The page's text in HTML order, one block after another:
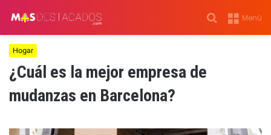
Menú
Buscar
por
Hogar
¿Cuál es la mejor empresa de
mudanzas en Barcelona?